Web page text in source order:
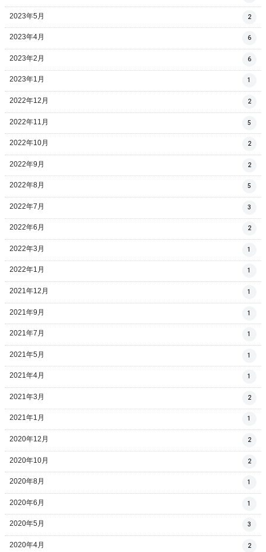
2023年5月 2
2023年4月 6
2023年2月 6
2023年1月 1
2022年12月 2
2022年11月 5
2022年10月 2
2022年9月 2
2022年8月 5
2022年7月 3
2022年6月 2
2022年3月 1
2022年1月 1
2021年12月 1
2021年9月 1
2021年7月 1
2021年5月 1
2021年4月 1
2021年3月 2
2021年1月 1
2020年12月 2
2020年10月 2
2020年8月 1
2020年6月 1
2020年5月 3
2020年4月 2